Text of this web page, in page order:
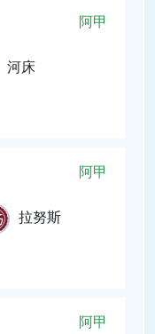
阿甲
河床
阿甲
拉努斯
阿甲